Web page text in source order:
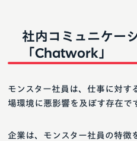
社内コミュニケー
「Chatwork」
モンスター社員は、仕事に対す
場環境に悪影響を及ぼす存在で
企業は、モンスター社員の特徴